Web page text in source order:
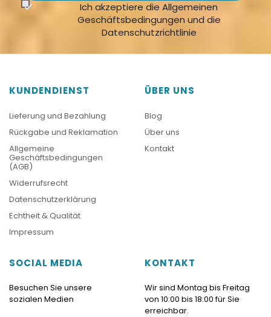
Ich akzeptiere die Allgemeinen
Geschäftsbedingungen und die
Datenschutzrichtlinie
KUNDENDIENST
Lieferung und Bezahlung
Rückgabe und Reklamation
Allgemeine
Geschäftsbedingungen
(AGB)
Widerrufsrecht
Datenschutzerklärung
Echtheit & Qualität
Impressum
ÜBER UNS
Blog
Über uns
Kontakt
SOCIAL MEDIA
Besuchen Sie unsere
sozialen Medien
KONTAKT
Wir sind Montag bis Freitag
von 10:00 bis 18:00 für Sie
erreichbar.